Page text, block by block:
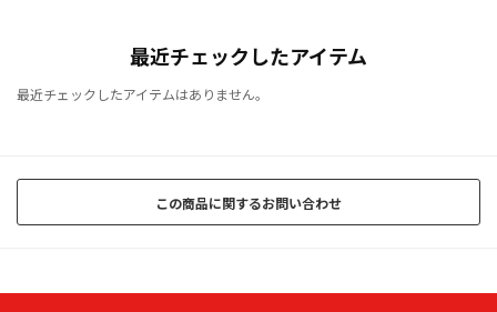
最近チェックしたアイテム
最近チェックしたアイテムはありません。
この商品に関するお問い合わせ